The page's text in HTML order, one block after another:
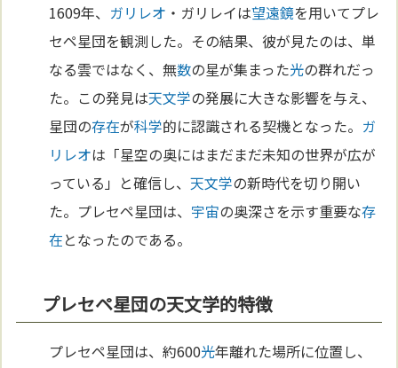
1609年、 ガリレオ ・ガリレイは望遠鏡を用いてプレ
セペ星団を観測した。その結果、彼が見たのは、単
なる雲ではなく、無数の星が集まった光の群れだっ
た。この発見は天文学の発展に大きな影響を与え、
星団の存在が科学的に認識される契機となった。 ガ
リレオは「星空の奥にはまだまだ未知の世界が広が
っている」と確信し、天文学の新時代を切り開い
た。プレセペ星団は、 宇宙の奥深さを示す重要な存
在となったのである。
プレセペ星団の天文学的特徴
プレセペ星団は、約600光年離れた場所に位置し、